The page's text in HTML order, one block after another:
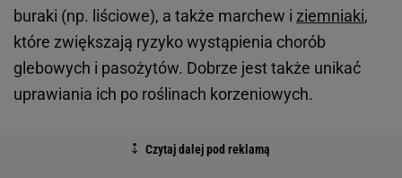
buraki (np. liściowe), a także marchew i ziemniaki,
które zwiększają ryzyko wystąpienia chorób
glebowych i pasożytów. Dobrze jest także unikać
uprawiania ich po roślinach korzeniowych.